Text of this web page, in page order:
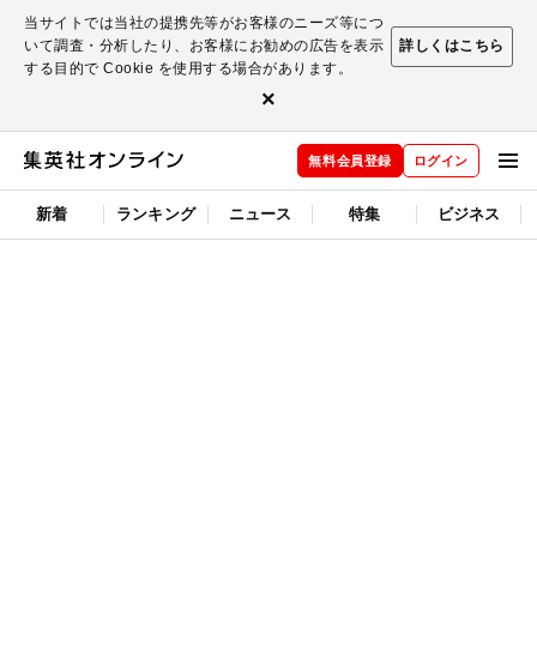
当サイトでは当社の提携先等がお客様のニーズ等につ
いて調査・分析したり、お客様にお勧めの広告を表示
する目的で Cookie を使用する場合があります。
詳しくはこちら
×
無料会員登録 ログイン
新着 ランキング ニュース 特集 ビジネス